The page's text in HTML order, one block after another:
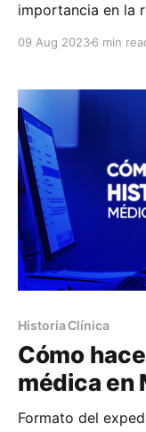
importancia en la
la salud que no
parte de su
09 Aug 20236 min
Historia Clínica
Cómo
médica en
Formato del expediente